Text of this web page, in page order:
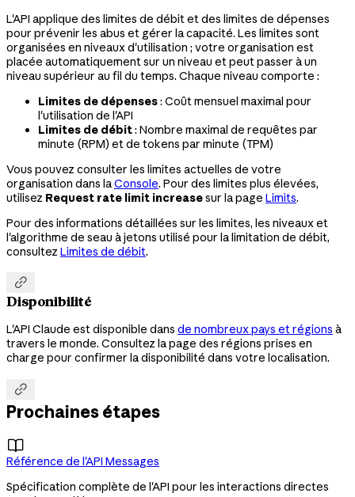
L'API applique des limites de débit et des limites de dépenses
pour prévenir les abus et gérer la capacité. Les limites sont
organisées en niveaux d'utilisation ; votre organisation est
placée automatiquement sur un niveau et peut passer à un
niveau supérieur au fil du temps. Chaque niveau comporte :
Limites de dépenses: Coût mensuel maximal pour
l'utilisation de l'API
Limites de débit: Nombre maximal de requêtes par
minute (RPM) et de tokens par minute (TPM)
Vous pouvez consulter les limites actuelles de votre
organisation dans laConsole. Pour des limites plus élevées,
utilisez Request rate limit increasesur la page Limits.
Pour des informations détaillées sur les limites, les niveaux et
l'algorithme de seau à jetons utilisé pour la limitation de débit,
consultez Limites de débit.

Disponibilité
L'API Claude est disponible dans de nombreux pays et régions à
travers le monde. Consultez la page des régions prises en
charge pour confirmer la disponibilité dans votre localisation.

Prochaines étapes

Référence de l'API Messages
Spécification complète de l'API pour les interactions directes